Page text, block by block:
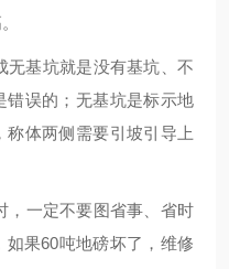
基坑就是没有基坑、不
错误的；无基坑是标示地
体两侧需要引坡引导上
一定不要图省事、省时
果60吨地磅坏了，维修